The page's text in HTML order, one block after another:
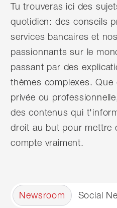
Tu trouveras ici des
quotidien: des conseils
services bancaires et
passionnants sur le
passant par des
thèmes complexes.
privée ou
des contenus qui
droit au but pour mettre
compte vraiment.
Newsroom Social